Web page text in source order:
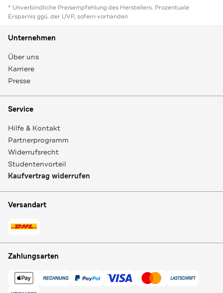
* Unverbindliche Preisempfehlung des Herstellers. Prozentuale
Ersparnis ggü. der UVP, sofern vorhanden
Unternehmen
Über uns
Karriere
Presse
Service
Hilfe & Kontakt
Partnerprogramm
Widerrufsrecht
Studentenvorteil
Kaufvertrag widerrufen
Versandart
Zahlungsarten